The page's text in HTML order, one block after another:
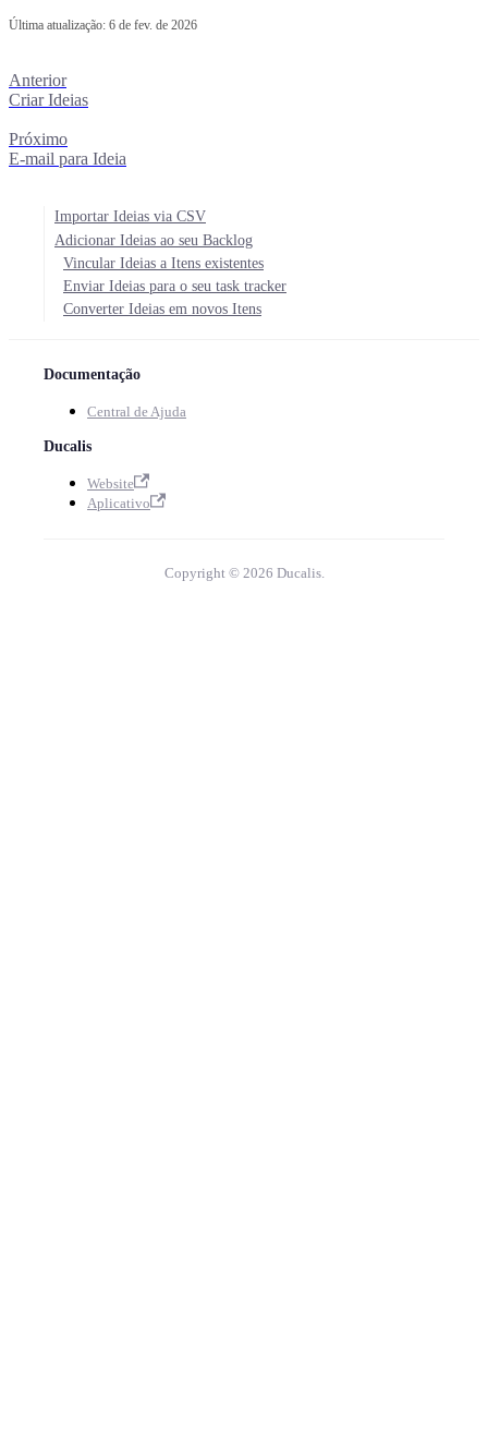
Última atualização: 6 de fev. de 2026
Anterior
Criar Ideias
Próximo
E-mail para Ideia
Importar Ideias via CSV
Adicionar Ideias ao seu Backlog
Vincular Ideias a Itens existentes
Enviar Ideias para o seu task tracker
Converter Ideias em novos Itens
Documentação
Central de Ajuda
Ducalis
Website
Aplicativo
Copyright © 2026 Ducalis.